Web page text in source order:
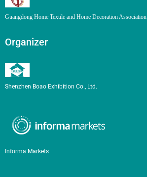
Guangdong Home Textile and Home Decoration Association
Organizer
Shenzhen Boao Exhibition Co., Ltd.
Informa Markets